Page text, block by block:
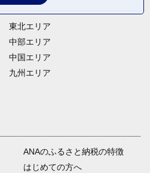
東北エリア
中部エリア
中国エリア
九州エリア
ANAのふるさと納税の特徴
はじめての方へ